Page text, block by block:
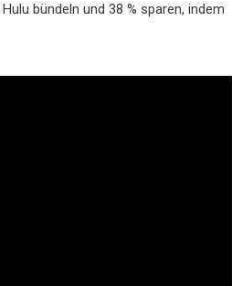
bündeln und 38 % sparen, indem